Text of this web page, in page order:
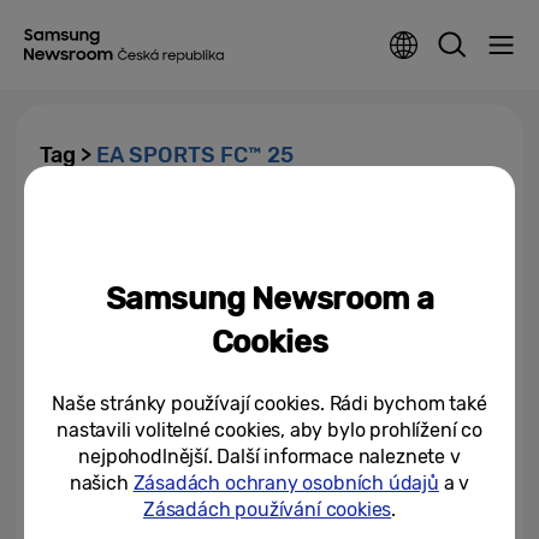
Tag > EA SPORTS FC™ 25
30/06/2025
Samsung Newsroom a
Cookies
Naše stránky používají cookies. Rádi bychom také
nastavili volitelné cookies, aby bylo prohlížení co
nejpohodlnější. Další informace naleznete v
našich Zásadách ochrany osobních údajů a v
Zásadách používání cookies.